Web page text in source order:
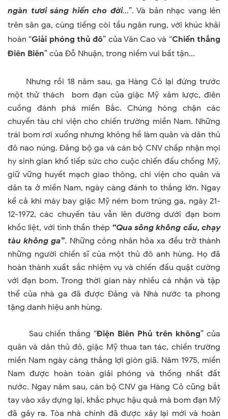
ngàn tươi sáng hiến cho đời...”. Và bản nhạc vang lên
trên sân ga, cùng tiếng còi tầu ngân rung, với khúc khải
hoàn “Giải phóng thủ đô” của Văn Cao và “Chiến thắng
Điên Biên” của Đỗ Nhuận, trong niềm vui bất tận...
Nhưng rồi 18 năm sau, ga Hàng Cỏ lại đứng trước
một thử thách bom đạn của giặc Mỹ xâm lược, điên
cuồng đánh phá miền Bắc. Chúng hòng chặn các
chuyến tàu chi viện cho chiến trường miền Nam. Những
trái bom rơi xuống nhưng không hề làm quân và dân thủ
đô nao núng. Đảng bộ ga và cán bộ CNV chấp nhận mọi
hy sinh gian khổ tiếp sức cho cuộc chiến đấu chống Mỹ,
giữ vững huyết mạch giao thông, chi viện cho quân và
dân ta ở miền Nam, ngày càng đánh to thắng lớn. Ngay
kể cả khi máy bay giặc Mỹ ném bom trúng ga, ngày 21-
12-1972, các chuyến tàu vẫn lên đường dưới đạn bom
khốc liệt, với tình thần thép “Qua sông không cầu, chạy
tàu không ga”. Những công nhân hỏa xa đều trở thành
những người chiến sĩ của một thủ đô anh hùng. Họ đã
hoàn thành xuất sắc nhiệm vụ và chiến đấu quật cường
với đạn bom. Trong thời gian này nhiều cá nhận và tập
thể của nhà ga đã được Đảng và Nhà nước ta phong
tặng danh hiệu anh hùng.
Sau chiến thắng “Điện Biên Phủ trên không” của
quân và dân thủ đô, giặc Mỹ thua tan tác, chiến trường
miền Nam ngày càng thắng lợi giòn giã. Năm 1975, miền
Nam được hoàn toàn giải phóng và thống nhất đất
nước. Ngay năm sau, cán bộ CNV ga Hàng Cỏ cũng bắt
tay vào xây dựng lại, khắc phục hậu quả mà bom đạn Mỹ
đã gây ra. Tòa nhà chính đã được xây lại mới và hoàn